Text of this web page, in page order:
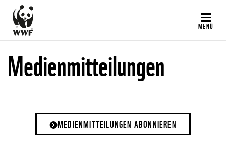
Direkt
zum
Inhalt
MENÜ
Medienmitteilungen
MEDIENMITTEILUNGEN ABONNIEREN